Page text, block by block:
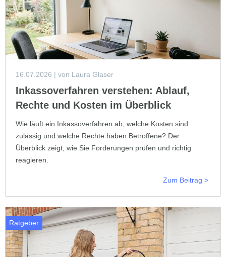
16.07.2026 | von Laura Glaser
Inkassoverfahren verstehen: Ablauf,
Rechte und Kosten im Überblick
Wie läuft ein Inkassoverfahren ab, welche Kosten sind
zulässig und welche Rechte haben Betroffene? Der
Überblick zeigt, wie Sie Forderungen prüfen und richtig
reagieren.
Zum Beitrag >
Ratgeber